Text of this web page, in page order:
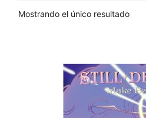
Mostrando el único resultado